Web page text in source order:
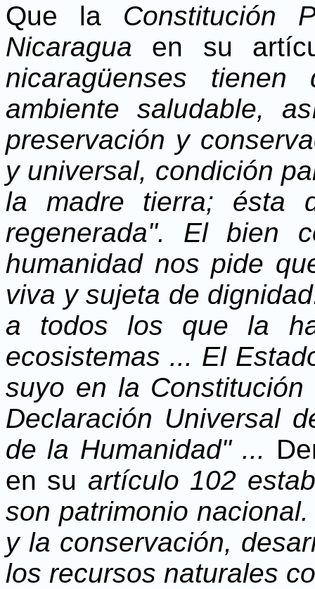
Que la Constitución
Nicaragua en su
nicaragüenses
ambiente saludable,
preservación y
y universal, condición
la madre tierra; ésta
regenerada". El bien
humanidad nos pide
viva y sujeta de
a todos los que la
ecosistemas ... El
suyo en la
Declaración Universal
de la Humanidad" ...
en su artículo 102
son patrimonio
y la conservación,
los recursos naturales